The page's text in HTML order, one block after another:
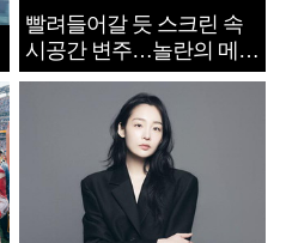
빨려들어갈 듯 스크린 속
시공간 변주…놀란의 메시
지는 ‘전쟁 속죄’